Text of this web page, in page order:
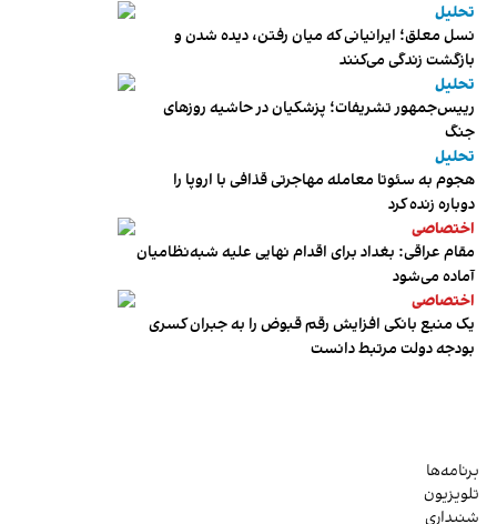
تحلیل
نسل معلق؛ ایرانیانی که میان رفتن، دیده شدن و
بازگشت زندگی می‌کنند
تحلیل
رییس‌جمهور تشریفات؛ پزشکیان در حاشیه روزهای
جنگ
تحلیل
هجوم به سئوتا معامله مهاجرتی قذافی با اروپا را
دوباره زنده کرد
اختصاصی
مقام عراقی: بغداد برای اقدام نهایی علیه شبه‌نظامیان
آماده می‌شود
اختصاصی
یک منبع بانکی افزایش رقم قبوض را به جبران کسری
بودجه دولت مرتبط دانست
برنامه‌ها
تلویزیون
شنیداری